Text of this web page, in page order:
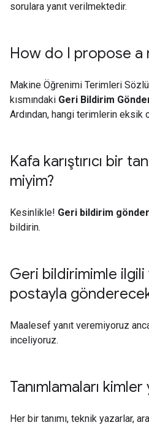
sorulara yanıt verilmektedir.
How do I propose a
Makine Öğrenimi Terimleri
kısmındaki Geri Bildirim
Ardından, hangi terimlerin eksik
Kafa karıştırıcı bir
miyim?
Kesinlikle! Geri bildirim gönder
bildirin.
Geri bildirimimle ilgili
postayla
Maalesef yanıt veremiyoruz
inceliyoruz.
Tanımlamaları kimler
Her bir tanımı, teknik yazarlar,